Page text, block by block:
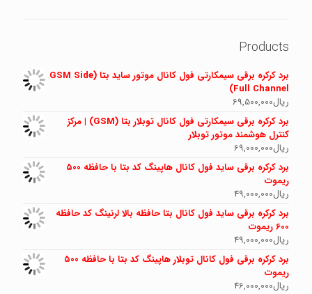
Products
برد کرکره برقی سیمکارتی فول کانال موتور ساید بتا (GSM Side
Full Channel)
ریال69,500,000
برد کرکره برقی سیمکارتی فول کانال توبلار بتا (GSM) | مرکز
کنترل هوشمند موتور توبلار
ریال69,000,000
برد کرکره برقی ساید فول کانال هاپینگ کد بتا با حافظه ۵۰۰
ریموت
ریال49,000,000
برد کرکره برقی ساید فول کانال بتا حافظه بالا لرنینگ کد حافظه
600 ریموت
ریال49,000,000
برد کرکره برقی فول کانال توبلار هاپینگ کد بتا با حافظه ۵۰۰
ریموت
ریال46,000,000